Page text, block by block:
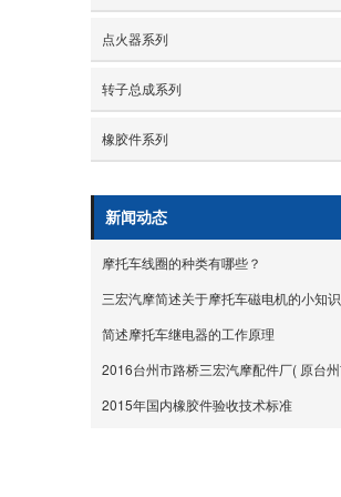
点火器系列
转子总成系列
橡胶件系列
新闻动态
摩托车线圈的种类有哪些？
三宏汽摩简述关于摩托车磁电机的小知识
简述摩托车继电器的工作原理
2015年国内橡胶件验收技术标准